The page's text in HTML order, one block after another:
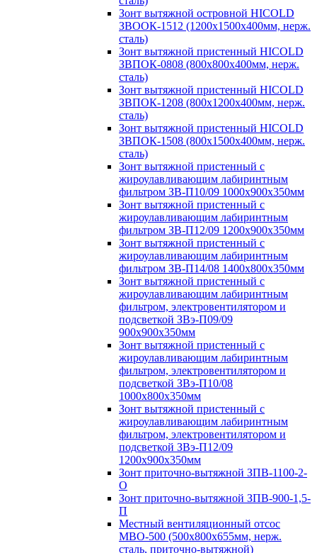
Зонт вытяжной островной HICOLD
ЗВООК-1512 (1200х1500х400мм, нерж.
сталь)
Зонт вытяжной пристенный HICOLD
ЗВПОК-0808 (800х800х400мм, нерж.
сталь)
Зонт вытяжной пристенный HICOLD
ЗВПОК-1208 (800х1200х400мм, нерж.
сталь)
Зонт вытяжной пристенный HICOLD
ЗВПОК-1508 (800х1500х400мм, нерж.
сталь)
Зонт вытяжной пристенный с
жироулавливающим лабиринтным
фильтром ЗВ-П10/09 1000х900х350мм
Зонт вытяжной пристенный с
жироулавливающим лабиринтным
фильтром ЗВ-П12/09 1200х900х350мм
Зонт вытяжной пристенный с
жироулавливающим лабиринтным
фильтром ЗВ-П14/08 1400х800х350мм
Зонт вытяжной пристенный с
жироулавливающим лабиринтным
фильтром, электровентилятором и
подсветкой ЗВэ-П09/09
900х900х350мм
Зонт вытяжной пристенный с
жироулавливающим лабиринтным
фильтром, электровентилятором и
подсветкой ЗВэ-П10/08
1000х800х350мм
Зонт вытяжной пристенный с
жироулавливающим лабиринтным
фильтром, электровентилятором и
подсветкой ЗВэ-П12/09
1200х900х350мм
Зонт приточно-вытяжной ЗПВ-1100-2-
О
Зонт приточно-вытяжной ЗПВ-900-1,5-
П
Местный вентиляционный отсос
МВО-500 (500х800х655мм, нерж.
сталь, приточно-вытяжной)